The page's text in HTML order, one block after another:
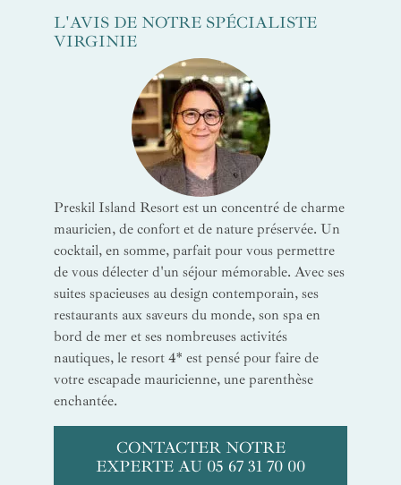
L'AVIS DE NOTRE SPÉCIALISTE
VIRGINIE
Preskil Island Resort est un concentré de charme
mauricien, de confort et de nature préservée. Un
cocktail, en somme, parfait pour vous permettre
de vous délecter d'un séjour mémorable. Avec ses
suites spacieuses au design contemporain, ses
restaurants aux saveurs du monde, son spa en
bord de mer et ses nombreuses activités
nautiques, le resort 4* est pensé pour faire de
votre escapade mauricienne, une parenthèse
enchantée.
CONTACTER NOTRE
EXPERTE AU 05 67 31 70 00